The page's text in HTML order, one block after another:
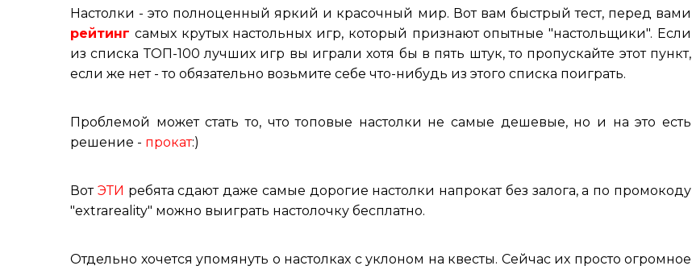
Настолки - это полноценный яркий и красочный мир. Вот вам быстрый тест, перед вами
рейтинг самых крутых настольных игр, который признают опытные "настольщики". Если
из списка ТОП-100 лучших игр вы играли хотя бы в пять штук, то пропускайте этот пункт,
если же нет - то обязательно возьмите себе что-нибудь из этого списка поиграть.
Проблемой может стать то, что топовые настолки не самые дешевые, но и на это есть
решение - прокат:)
Вот ЭТИ ребята сдают даже самые дорогие настолки напрокат без залога, а по промокоду
"extrareality" можно выиграть настолочку бесплатно.
Отдельно хочется упомянуть о настолках с уклоном на квесты. Сейчас их просто огромное